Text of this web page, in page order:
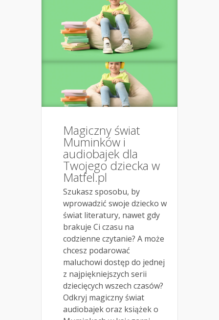
Magiczny świat
Muminków i
audiobajek dla
Twojego dziecka w
Matfel.pl
Szukasz sposobu, by
wprowadzić swoje dziecko w
świat literatury, nawet gdy
brakuje Ci czasu na
codzienne czytanie? A może
chcesz podarować
maluchowi dostęp do jednej
z najpiękniejszych serii
dziecięcych wszech czasów?
Odkryj magiczny świat
audiobajek oraz książek o